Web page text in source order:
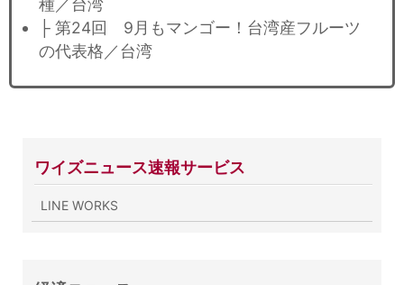
├ 第24回 9月もマンゴー！台湾産フルーツ
の代表格／台湾
ワイズニュース速報サービス
LINE WORKS